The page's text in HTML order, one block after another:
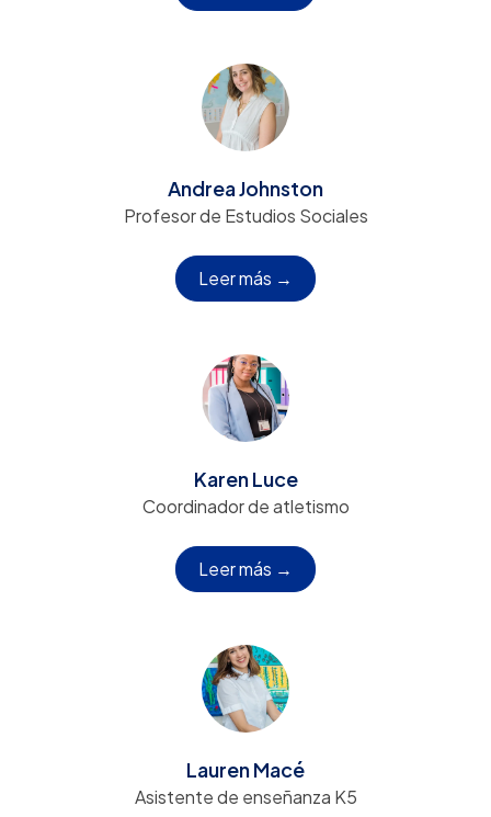
Andrea Johnston
Profesor de Estudios Sociales
Leer más →
Karen Luce
Coordinador de atletismo
Leer más →
Lauren Macé
Asistente de enseñanza K5